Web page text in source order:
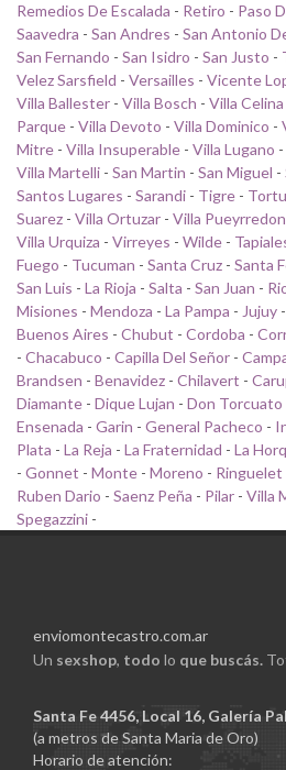
Remedios De Escalada - Retiro - Paso
Saavedra - San Andres - San Antonio
San Fernando - San Isidro - San Justo -
Velez Sarsfield - Versailles - Vicente
Villa Ballester - Villa Bosch - Villa Celina
Parque - Villa Devoto - Villa Dominico -
Mitre - Villa Insuperable - Villa Lugano -
Villa Martelli - San Martin - San Miguel -
Santos Lugares - Sarandi - Tigre -
Suarez - Villa Ortuzar - Villa Pueyrredon
Villa Urquiza - Virreyes - Wilde -
Fuego - Tucuman - Santa Cruz - Santa
San Luis - La Rioja - Salta - San Juan -
Misiones - Mendoza - La Pampa - Jujuy -
Buenos Aires - Chubut - Cordoba -
- Chacabuco - Capilla Del Señor -
Brandsen - Benavidez - Chilavert -
Diamante - Dique Lujan - Don Torcuato
Ensenada - Garin - General Pacheco -
Plata - La Reja - La Fraternidad - La
- Gonnet - Monte - Moreno - Ringuelet
Ruben Dario - Saenz Peña - Pilar - Villa
Spegazzini -
enviomontecastro.com.ar
Un sexshop, todo lo que buscás.
Santa Fe 4456, Local 16, Galería
(a metros de Santa Maria de Oro)
Horario de atención: